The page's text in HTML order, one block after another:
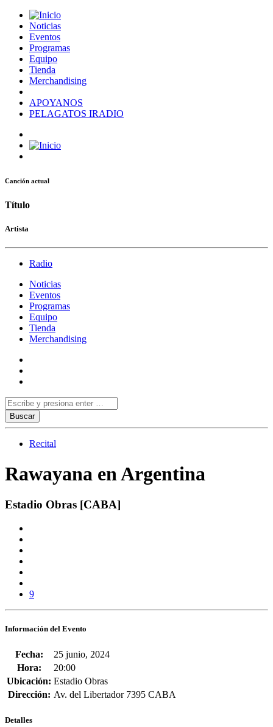
Noticias
Eventos
Programas
Equipo
Tienda
Merchandising
APOYANOS
PELAGATOS IRADIO
Canción actual
Título
Artista
Radio
Noticias
Eventos
Programas
Equipo
Tienda
Merchandising
Recital
Rawayana en Argentina
Estadio Obras [CABA]
9
Información del Evento
Fecha:
25 junio, 2024
Hora:
20:00
Ubicación: Estadio Obras
Dirección: Av. del Libertador 7395 CABA
Detalles